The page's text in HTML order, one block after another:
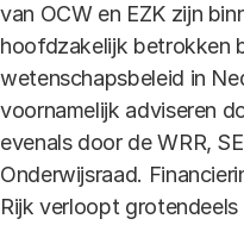
van OCW en EZK zijn
hoofdzakelijk betrokken
wetenschapsbeleid in
voornamelijk adviseren
evenals door de WRR,
Onderwijsraad.
Rijk verloopt